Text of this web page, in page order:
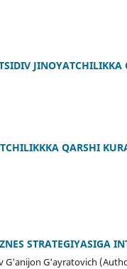
QARSHI
STRATEGIYASIGA
G'anijon G'ayratovich